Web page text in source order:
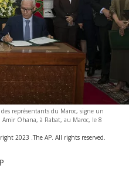
représentants du Maroc, signe un
Ohana, à Rabat, au Maroc, le 8
2023 .The AP. All rights reserved.